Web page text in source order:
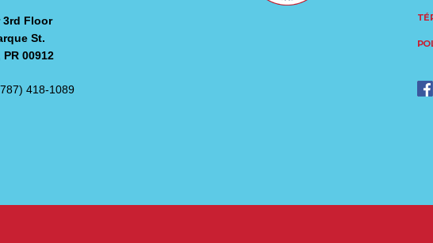
3rd Floor
St.
00912
418-1089